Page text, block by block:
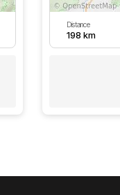
Distance
198 km